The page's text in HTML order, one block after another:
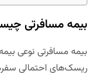
بیمه مسافرتی
بیمه مسافرتی نوعی
ریسک‌های احتمالی